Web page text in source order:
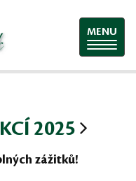
MENU
2025
zážitků!